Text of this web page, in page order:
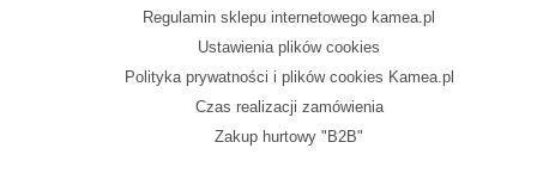
Regulamin sklepu internetowego kamea.pl
Ustawienia plików cookies
Polityka prywatności i plików cookies Kamea.pl
Czas realizacji zamówienia
Zakup hurtowy "B2B"